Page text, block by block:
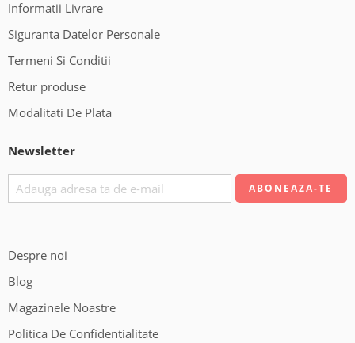
Informatii Livrare
Siguranta Datelor Personale
Termeni Si Conditii
Retur produse
Modalitati De Plata
Newsletter
Despre noi
Blog
Magazinele Noastre
Politica De Confidentialitate